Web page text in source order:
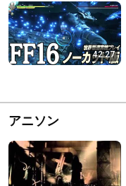
42:27
アニソン